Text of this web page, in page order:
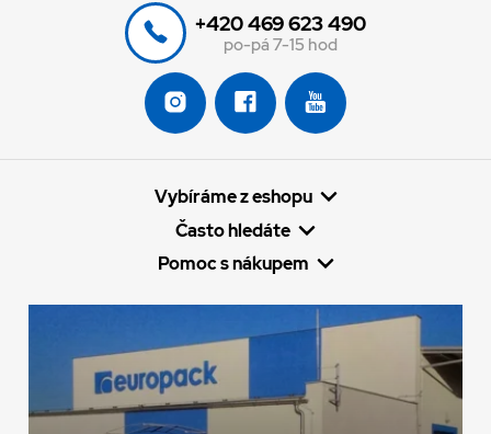
+420 469 623 490
po-pá 7-15 hod
Vybíráme z eshopu
Často hledáte
Pomoc s nákupem